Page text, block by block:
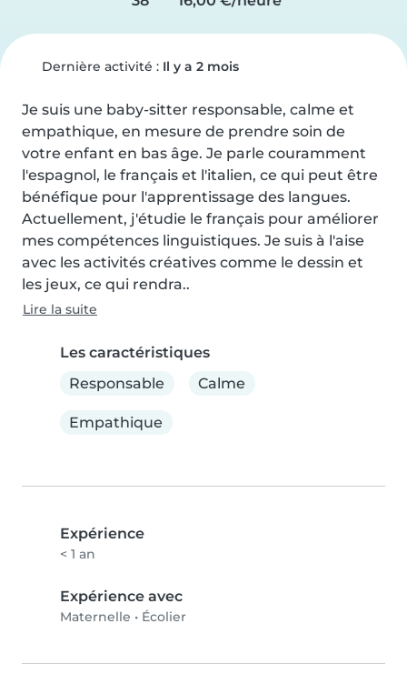
Dernière activité : Il y a 2 mois
Je suis une baby-sitter responsable, calme et
empathique, en mesure de prendre soin de
votre enfant en bas âge. Je parle couramment
l'espagnol, le français et l'italien, ce qui peut être
bénéfique pour l'apprentissage des langues.
Actuellement, j'étudie le français pour améliorer
mes compétences linguistiques. Je suis à l'aise
avec les activités créatives comme le dessin et
les jeux, ce qui rendra..
Lire la suite
Les caractéristiques
Responsable
Calme
Empathique
Expérience
< 1 an
Expérience avec
Maternelle • Écolier